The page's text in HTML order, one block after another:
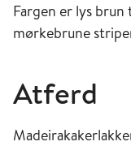
Fargen er lys
mørkebrune
Atferd